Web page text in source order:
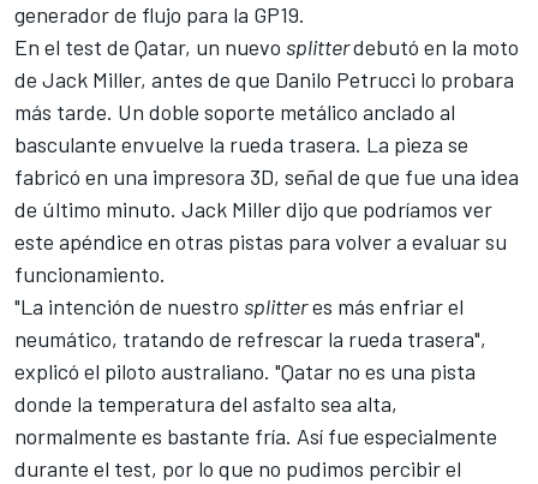
generador de flujo para la GP19.
En el test de Qatar, un nuevo splitterdebutó en la moto
de Jack Miller, antes de que Danilo Petrucci lo probara
más tarde. Un doble soporte metálico anclado al
basculante envuelve la rueda trasera. La pieza se
fabricó en una impresora 3D, señal de que fue una idea
de último minuto. Jack Miller dijo que podríamos ver
este apéndice en otras pistas para volver a evaluar su
funcionamiento.
"La intención de nuestro splitteres más enfriar el
neumático, tratando de refrescar la rueda trasera",
explicó el piloto australiano. "Qatar no es una pista
donde la temperatura del asfalto sea alta,
normalmente es bastante fría. Así fue especialmente
durante el test, por lo que no pudimos percibir el